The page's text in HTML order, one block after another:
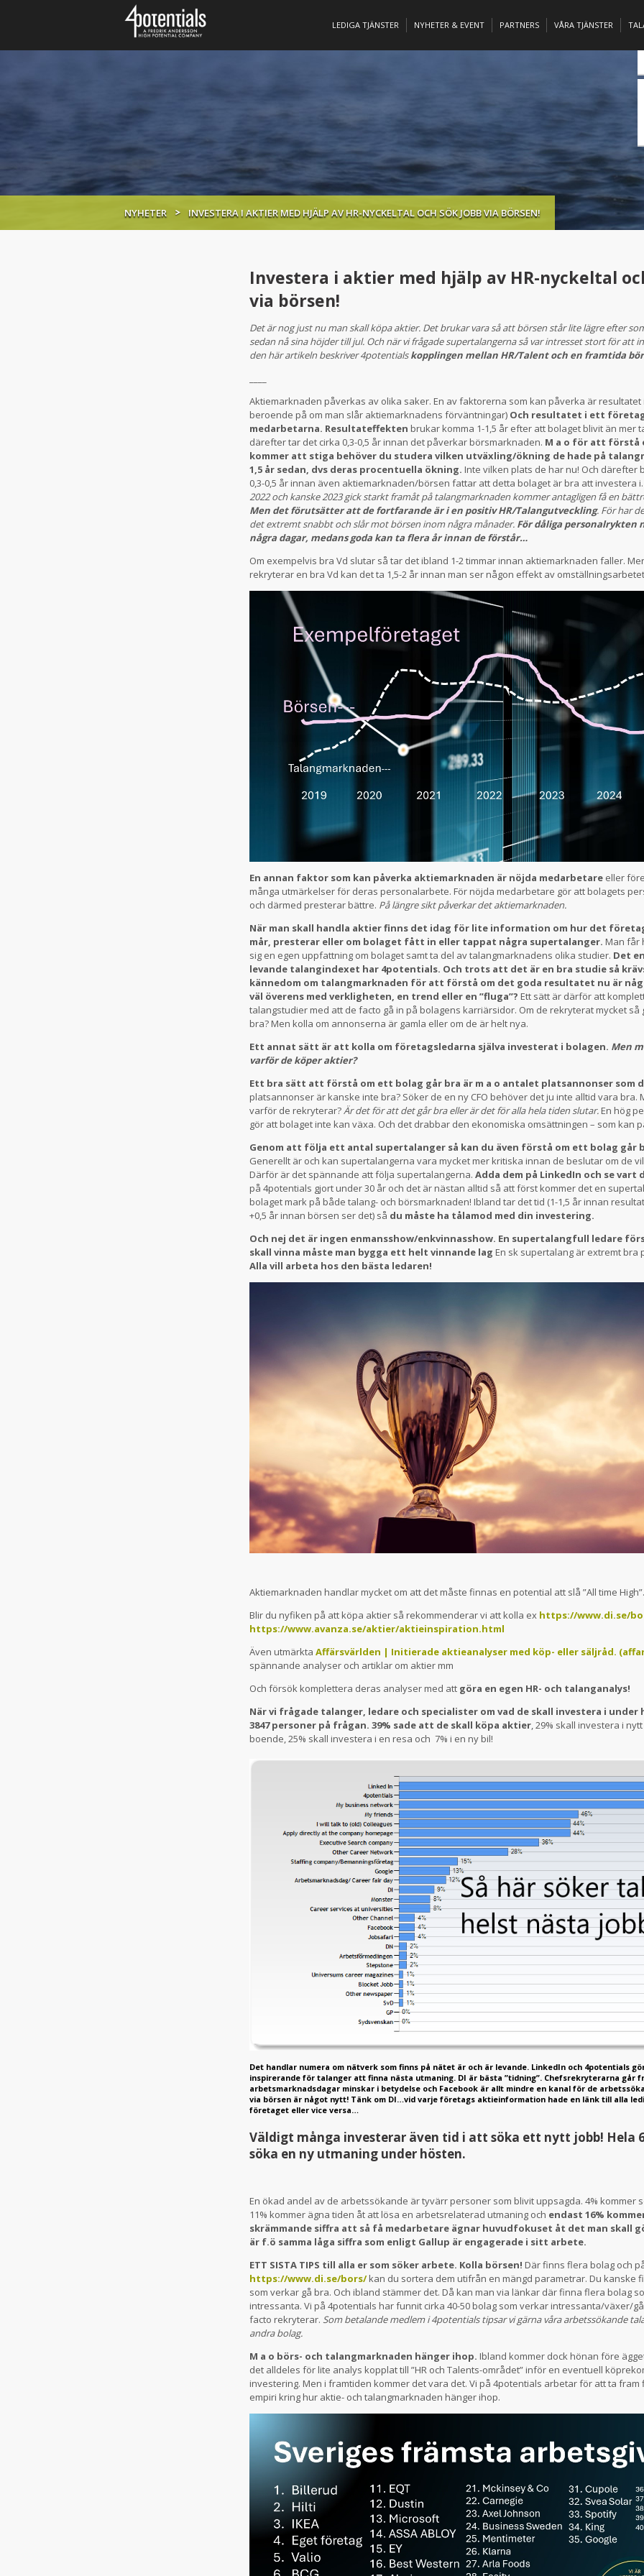
LEDIGA TJÄNSTER NYHETER & EVENT PARTNERS VÅRA TJÄNSTER
NYHETER INVESTERA I AKTIER MED HJÄLP AV HR-NYCKELTAL OCH SÖK JOBB VIA BÖRSEN!
Investera i aktier med hjälp av HR-nyckeltal
via börsen!
Det är nog just nu man skall köpa aktier. Det brukar vara så att börsen står lite lägre efter
sedan nå sina höjder till jul. Och när vi frågade supertalangerna så var intresset stort för att
den här artikeln beskriver 4potentialskopplingen mellan HR/Talent och en framtida
Aktiemarknaden påverkas av olika saker. En av faktorerna som kan påverka är
beroende på om man slår aktiemarknadens förväntningar) Och resultatet i ett
medarbetarna. Resultateffekten brukar komma 1-1,5 år efter att bolaget blivit än mer
därefter tar det cirka 0,3-0,5 år innan det påverkar börsmarknaden. M a o för att förstå
kommer att stiga behöver du studera vilken utväxling/ökning de hade på
1,5 år sedan, dvs deras procentuella ökning. Inte vilken plats de har nu! Och därefter
0,3-0,5 år innan även aktiemarknaden/börsen fattar att detta bolaget är bra att investera
2022 och kanske 2023 gick starkt framåt på talangmarknaden kommer antagligen få en
Men det förutsätter att de fortfarande är i en positiv HR/Talangutveckling. För har
det extremt snabbt och slår mot börsen inom några månader. För dåliga personalrykten
några dagar, medans goda kan ta flera år innan de förstår…
Om exempelvis bra Vd slutar så tar det ibland 1-2 timmar innan aktiemarknaden faller.
rekryterar en bra Vd kan det ta 1,5-2 år innan man ser någon effekt av
En annan faktor som kan påverka aktiemarknaden är nöjda medarbetare eller
många utmärkelser för deras personalarbete. För nöjda medarbetare gör att bolagets
och därmed presterar bättre. På längre sikt påverkar det aktiemarknaden.
När man skall handla aktier finns det idag för lite information om hur det
mår, presterar eller om bolaget fått in eller tappat några supertalanger. Man får
sig en egen uppfattning om bolaget samt ta del av talangmarknadens olika studier. Det
levande talangindexet har 4potentials. Och trots att det är en bra studie så
kännedom om talangmarknaden för att förstå om det goda resultatet nu är
väl överens med verkligheten, en trend eller en ”fluga”? Ett sätt är därför att
talangstudier med att de facto gå in på bolagens karriärsidor. Om de rekryterat mycket så
bra? Men kolla om annonserna är gamla eller om de är helt nya.
Ett annat sätt är att kolla om företagsledarna själva investerat i bolagen. Men
varför de köper aktier?
Ett bra sätt att förstå om ett bolag går bra är m a o antalet platsannonser som
platsannonser är kanske inte bra? Söker de en ny CFO behöver det ju inte alltid vara bra.
varför de rekryterar?Är det för att det går bra eller är det för alla hela tiden slutar. En hög
gör att bolaget inte kan växa. Och det drabbar den ekonomiska omsättningen – som kan
Genom att följa ett antal supertalanger så kan du även förstå om ett bolag går
Generellt är och kan supertalangerna vara mycket mer kritiska innan de beslutar om de
Därför är det spännande att följa supertalangerna. Adda dem på LinkedIn och se vart
på 4potentials gjort under 30 år och det är nästan alltid så att först kommer det en
bolaget mark på både talang- och börsmarknaden! Ibland tar det tid (1-1,5 år innan
+0,5 år innan börsen ser det) så du måste ha tålamod med din investering.
Och nej det är ingen enmansshow/enkvinnasshow. En supertalangfull ledare
skall vinna måste man bygga ett helt vinnande lag En sk supertalang är extremt bra
Alla vill arbeta hos den bästa ledaren!
Aktiemarknaden handlar mycket om att det måste finnas en potential att slå ”All time High”.
Blir du nyfiken på att köpa aktier så rekommenderar vi att kolla ex https://www.di.se/
https://www.avanza.se/aktier/aktieinspiration.html
Även utmärkta Affärsvärlden | Initierade aktieanalyser med köp- eller säljråd.
spännande analyser och artiklar om aktier mm
Och försök komplettera deras analyser med att göra en egen HR- och talanganalys!
När vi frågade talanger, ledare och specialister om vad de skall investera i under
3847 personer på frågan. 39% sade att de skall köpa aktier, 29% skall investera i
boende, 25% skall investera i en resa och 7% i en ny bil!
Det handlar numera om nätverk som finns på nätet är och är levande. LinkedIn och 4potentials
inspirerande för talanger att finna nästa utmaning. DI är bästa ”tidning”. Chefsrekryterarna går
arbetsmarknadsdagar minskar i betydelse och Facebook är allt mindre en kanal för de
via börsen är något nytt! Tänk om DI…vid varje företags aktieinformation hade en länk till alla
företaget eller vice versa…
Väldigt många investerar även tid i att söka ett nytt jobb! Hela
söka en ny utmaning under hösten.
En ökad andel av de arbetssökande är tyvärr personer som blivit uppsagda. 4% kommer
11% kommer ägna tiden åt att lösa en arbetsrelaterad utmaning och endast 16%
skrämmande siffra att så få medarbetare ägnar huvudfokuset åt det man skall
är f.ö samma låga siffra som enligt Gallup är engagerade i sitt arbete.
ETT SISTA TIPS till alla er som söker arbete. Kolla börsen! Där finns flera bolag och
https://www.di.se/bors/kan du sortera dem utifrån en mängd parametrar. Du kanske
som verkar gå bra. Och ibland stämmer det. Då kan man via länkar där finna flera bolag
intressanta. Vi på 4potentials har funnit cirka 40-50 bolag som verkar intressanta/växer/
facto rekryterar. Som betalande medlem i 4potentials tipsar vi gärna våra arbetssökande
andra bolag.
M a o börs- och talangmarknaden hänger ihop. Ibland kommer dock hönan före
det alldeles för lite analys kopplat till ”HR och Talents-området” inför en eventuell
investering. Men i framtiden kommer det vara det. Vi på 4potentials arbetar för att ta fram
empiri kring hur aktie- och talangmarknaden hänger ihop.